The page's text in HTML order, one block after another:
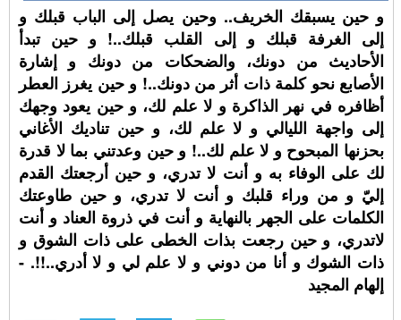
و حين يسبقك الخريف.. وحين يصل إلى الباب قبلك و
إلى الغرفة قبلك و إلى القلب قبلك..! و حين تبدأ
الأحاديث من دونك، والضحكات من دونك و إشارة
الأصابع نحو كلمة ذات أثر من دونك..! و حين يغرز العطر
أظافره في نهر الذاكرة و لا علم لك، و حين يعود وجهك
إلى واجهة الليالي و لا علم لك، و حين تناديك الأغاني
بحزنها المبحوح و لا علم لك..! و حين وعدتني بما لا قدرة
لك على الوفاء به و أنت لا تدري، و حين أرجعتك القدم
إليّ و من وراء قلبك و أنت لا تدري، و حين طاوعتك
الكلمات على الجهر بالنهاية و أنت في ذروة العناد و أنت
لاتدري، و حين رجعت بذات الخطى على ذات الشوق و
ذات الشوك و أنا من دوني و لا علم لي و لا أدري..!!. -
إلهام المجيد